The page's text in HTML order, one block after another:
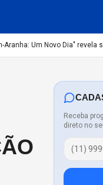
Um Novo Dia" revela
Receba
direto no